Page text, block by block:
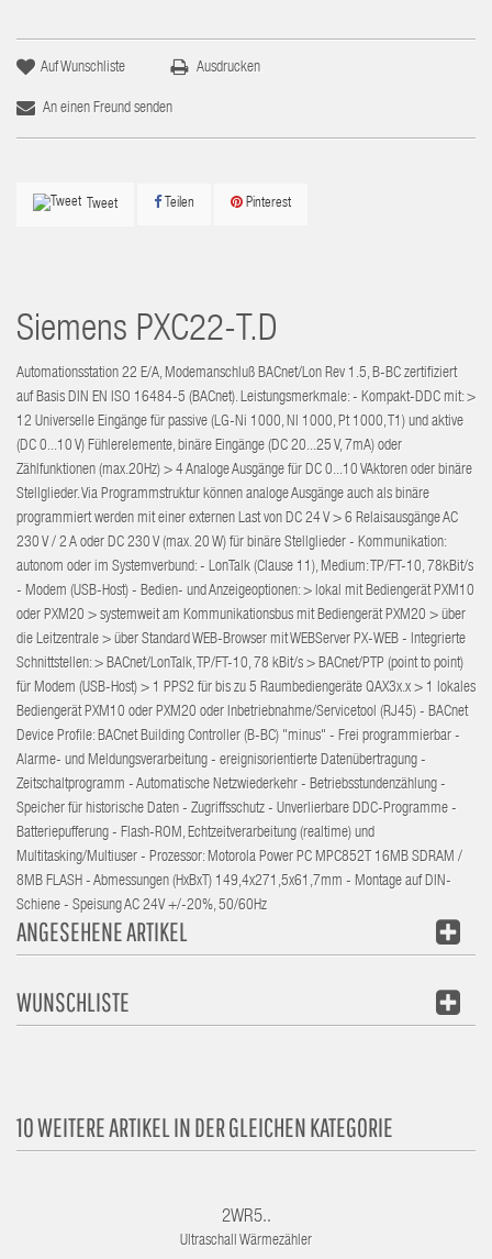
Auf Wunschliste Ausdrucken
An einen Freund senden
Tweet Teilen Pinterest
Siemens PXC22-T.D
Automationsstation 22 E/A, Modemanschluß BACnet/Lon Rev 1.5, B-BC zertifiziert
auf Basis DIN EN ISO 16484-5 (BACnet). Leistungsmerkmale: - Kompakt-DDC mit: >
12 Universelle Eingänge für passive (LG-Ni 1000, NI 1000, Pt 1000, T1) und aktive
(DC 0...10 V) Fühlerelemente, binäre Eingänge (DC 20...25 V, 7mA) oder
Zählfunktionen (max.20Hz) > 4 Analoge Ausgänge für DC 0...10 VAktoren oder binäre
Stellglieder. Via Programmstruktur können analoge Ausgänge auch als binäre
programmiert werden mit einer externen Last von DC 24 V > 6 Relaisausgänge AC
230 V / 2 A oder DC 230 V (max. 20 W) für binäre Stellglieder - Kommunikation:
autonom oder im Systemverbund: - LonTalk (Clause 11), Medium: TP/FT-10, 78kBit/s
- Modem (USB-Host) - Bedien- und Anzeigeoptionen: > lokal mit Bediengerät PXM10
oder PXM20 > systemweit am Kommunikationsbus mit Bediengerät PXM20 > über
die Leitzentrale > über Standard WEB-Browser mit WEBServer PX-WEB - Integrierte
Schnittstellen: > BACnet/LonTalk, TP/FT-10, 78 kBit/s > BACnet/PTP (point to point)
für Modem (USB-Host) > 1 PPS2 für bis zu 5 Raumbediengeräte QAX3x.x > 1 lokales
Bediengerät PXM10 oder PXM20 oder Inbetriebnahme/Servicetool (RJ45) - BACnet
Device Profile: BACnet Building Controller (B-BC) "minus" - Frei programmierbar -
Alarme- und Meldungsverarbeitung - ereignisorientierte Datenübertragung -
Zeitschaltprogramm - Automatische Netzwiederkehr - Betriebsstundenzählung -
Speicher für historische Daten - Zugriffsschutz - Unverlierbare DDC-Programme -
Batteriepufferung - Flash-ROM, Echtzeitverarbeitung (realtime) und
Multitasking/Multiuser - Prozessor: Motorola Power PC MPC852T 16MB SDRAM /
8MB FLASH - Abmessungen (HxBxT) 149,4x271,5x61,7mm - Montage auf DIN-
Schiene - Speisung AC 24V +/-20%, 50/60Hz
ANGESEHENE ARTIKEL
WUNSCHLISTE
10 WEITERE ARTIKEL IN DER GLEICHEN KATEGORIE
2WR5..
Ultraschall Wärmezähler